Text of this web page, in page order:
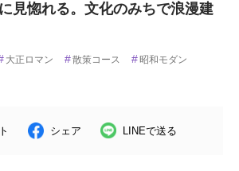
見惚れる。文化のみちで浪漫建
大正ロマン #散策コース # 昭和モダン
シェア LINEで送る